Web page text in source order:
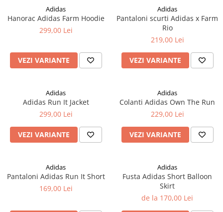
Adidas
Hanorac Adidas Farm Hoodie
299,00 Lei
VEZI VARIANTE
Adidas
Pantaloni scurti Adidas x Farm
Rio
219,00 Lei
VEZI VARIANTE
Adidas
Adidas Run It Jacket
299,00 Lei
VEZI VARIANTE
Adidas
Colanti Adidas Own The Run
229,00 Lei
VEZI VARIANTE
Adidas
Pantaloni Adidas Run It Short
169,00 Lei
Adidas
Fusta Adidas Short Balloon
Skirt
de la 170,00 Lei